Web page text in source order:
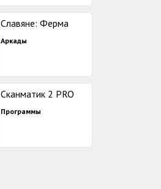
Славяне: Ферма
Аркады
Сканматик 2 PRO
Программы